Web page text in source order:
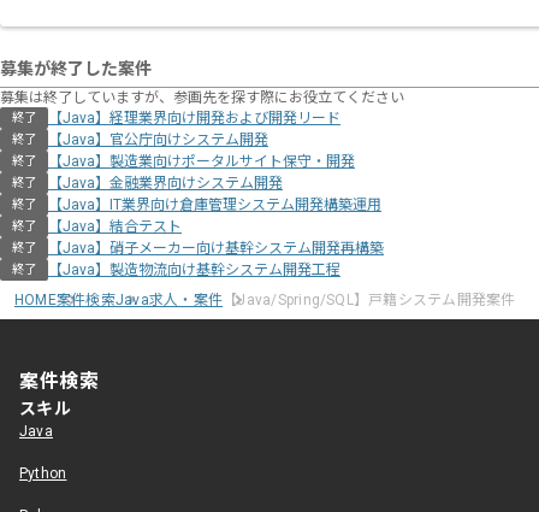
募集が終了した案件
募集は終了していますが、参画先を探す際にお役立てください
終了 【Java】経理業界向け開発および開発リード
終了 【Java】官公庁向けシステム開発
終了 【Java】製造業向けポータルサイト保守・開発
終了 【Java】金融業界向けシステム開発
終了 【Java】IT業界向け倉庫管理システム開発構築運用
終了 【Java】結合テスト
終了 【Java】硝子メーカー向け基幹システム開発再構築
終了
【Java】製造物流向け基幹システム開発工程
HOME案件検索Java求人・案件 【Java/Spring/SQL】戸籍システム開発案件
案件検索
スキル
Java
Python